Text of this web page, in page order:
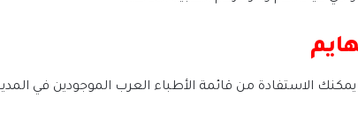
الاستفادة من قائمة الأطباء العرب الموجودين في